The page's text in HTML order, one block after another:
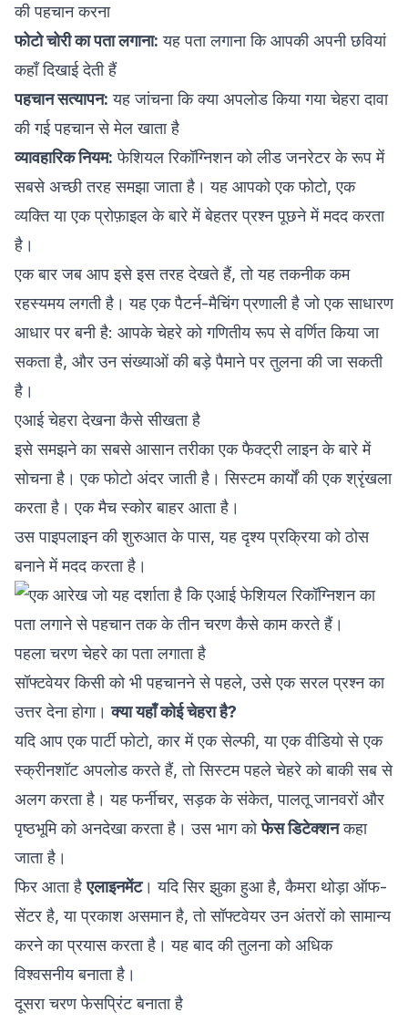
की पहचान करना
फोटो चोरी का पता लगाना: यह पता लगाना कि आपकी अपनी छवियां
कहाँ दिखाई देती हैं
पहचान सत्यापन: यह जांचना कि क्या अपलोड किया गया चेहरा दावा
की गई पहचान से मेल खाता है
व्यावहारिक नियम: फेशियल रिकॉग्निशन को लीड जनरेटर के रूप में
सबसे अच्छी तरह समझा जाता है। यह आपको एक फोटो, एक
व्यक्ति या एक प्रोफ़ाइल के बारे में बेहतर प्रश्न पूछने में मदद करता
है।
एक बार जब आप इसे इस तरह देखते हैं, तो यह तकनीक कम
रहस्यमय लगती है। यह एक पैटर्न-मैचिंग प्रणाली है जो एक साधारण
आधार पर बनी है: आपके चेहरे को गणितीय रूप से वर्णित किया जा
सकता है, और उन संख्याओं की बड़े पैमाने पर तुलना की जा सकती
है।
एआई चेहरा देखना कैसे सीखता है
इसे समझने का सबसे आसान तरीका एक फैक्ट्री लाइन के बारे में
सोचना है। एक फोटो अंदर जाती है। सिस्टम कार्यों की एक श्रृंखला
करता है। एक मैच स्कोर बाहर आता है।
उस पाइपलाइन की शुरुआत के पास, यह दृश्य प्रक्रिया को ठोस
बनाने में मदद करता है।
पहला चरण चेहरे का पता लगाता है
सॉफ्टवेयर किसी को भी पहचानने से पहले, उसे एक सरल प्रश्न का
उत्तर देना होगा।क्या यहाँ कोई चेहरा है?
यदि आप एक पार्टी फोटो, कार में एक सेल्फी, या एक वीडियो से एक
स्क्रीनशॉट अपलोड करते हैं, तो सिस्टम पहले चेहरे को बाकी सब से
अलग करता है। यह फर्नीचर, सड़क के संकेत, पालतू जानवरों और
पृष्ठभूमि को अनदेखा करता है। उस भाग कोफेस डिटेक्शनकहा
जाता है।
फिर आता हैएलाइनमेंट। यदि सिर झुका हुआ है, कैमरा थोड़ा ऑफ-
सेंटर है, या प्रकाश असमान है, तो सॉफ्टवेयर उन अंतरों को सामान्य
करने का प्रयास करता है। यह बाद की तुलना को अधिक
विश्वसनीय बनाता है।
दूसरा चरण फेसप्रिंट बनाता है